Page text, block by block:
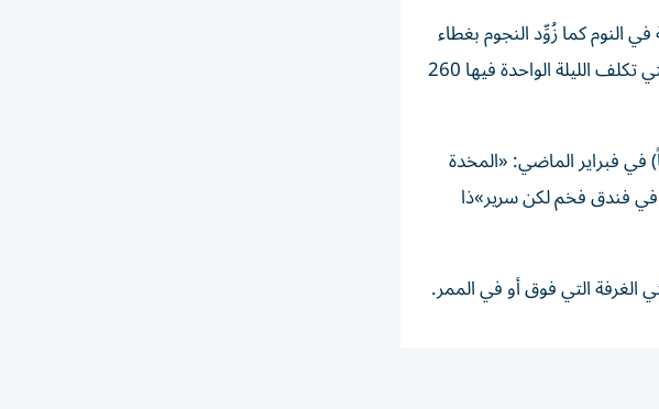
النوم كما زُوِّد النجوم بغطاء
عيون خفيف وسدادات أذن لحجب الضجيج وتنتهي الاستعدادات بوضع صور لعائلة كل لاعب في غرفته التي تكلف الليلة الواحدة فيها 260
زبائن سابقين لتجربة الإقامة في الفندق وكتب زبون يدعى كيسي أرينز (54 عاماً) في فبراير الماضي: «المخدة
فندق فخم لكن سرير»ذا
التي فوق أو في الممر.